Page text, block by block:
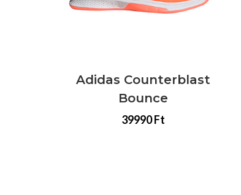
Adidas Counterblast
Bounce
39990 Ft